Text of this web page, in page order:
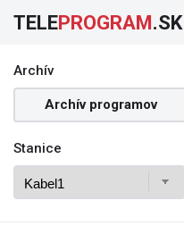
TELEPROGRAM.SK
Archív
Archív programov
Stanice